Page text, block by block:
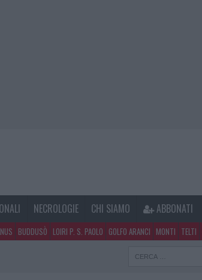
NECROLOGIE CHI SIAMO ABBONATI
BUDDUSÒ LOIRI P. S. PAOLO GOLFO ARANCI MONTI TELTI